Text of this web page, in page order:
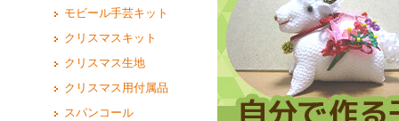
モビール手芸キット
クリスマスキット
クリスマス生地
クリスマス用付属品
スパンコール